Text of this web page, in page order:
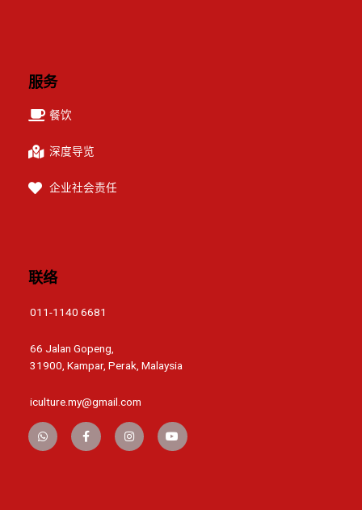
服务
餐饮
深度导览
企业社会责任
联络
011-1140 6681
66 Jalan Gopeng,
31900, Kampar, Perak, Malaysia
iculture.my@gmail.com
W
F
I
Y